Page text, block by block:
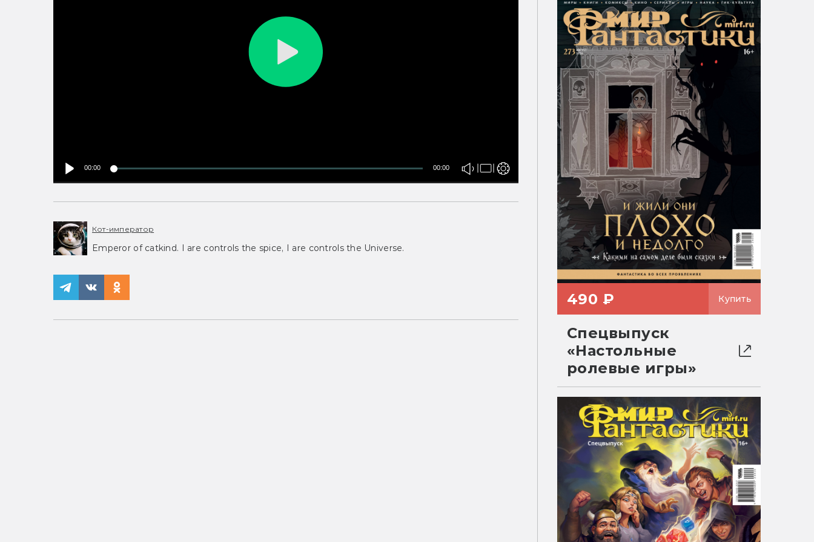
00:00 00:00
Кот-император
Emperor of catkind. I are controls the spice, I are controls the Universe.
490 ₽ Купить
Спецвыпуск
«Настольные
ролевые игры»